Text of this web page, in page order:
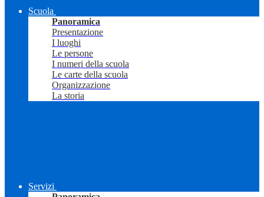
Scuola
Panoramica
Presentazione
I luoghi
Le persone
I numeri della scuola
Le carte della scuola
Organizzazione
La storia
Servizi